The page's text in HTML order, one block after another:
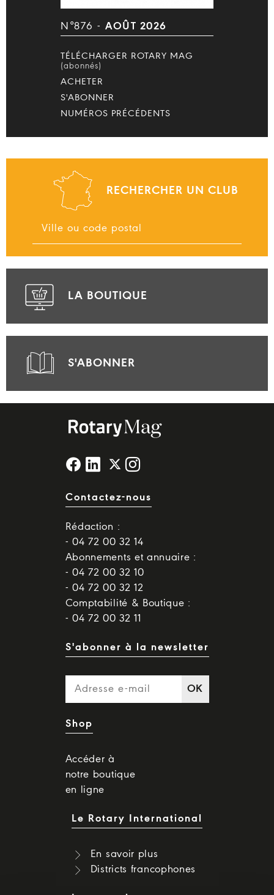
N°876 - AOÛT 2026
TÉLÉCHARGER ROTARY MAG
(abonnés)
ACHETER
S'ABONNER
NUMÉROS PRÉCÉDENTS
RECHERCHER UN CLUB
LA BOUTIQUE
S'ABONNER
Contactez-nous
Rédaction :
- 04 72 00 32 14
Abonnements et annuaire :
- 04 72 00 32 10
- 04 72 00 32 12
Comptabilité & Boutique :
- 04 72 00 32 11
S'abonner à la newsletter
OK
Shop
Accéder à
notre boutique
en ligne
Le Rotary International
En savoir plus
Districts francophones